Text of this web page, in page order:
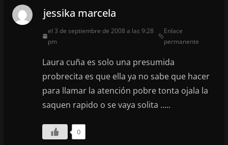
jessika marcela
el 3 de septiembre de 2008 a las 9:28
pm
Enlace
permanente
Laura cuña es solo una presumida
probrecita es que ella ya no sabe que hacer
para llamar la atención pobre tonta ojala la
saquen rapido o se vaya solita …..
0